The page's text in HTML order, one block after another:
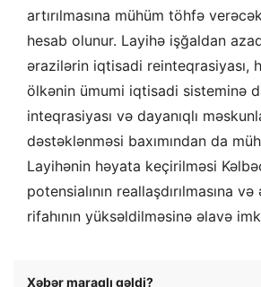
artırılmasına mühüm töhfə
hesab olunur. Layihə işğaldan
ərazilərin iqtisadi reinteqrasiyası,
ölkənin ümumi iqtisadi sisteminə
inteqrasiyası və dayanıqlı
dəstəklənməsi baxımından da
Layihənin həyata keçirilməsi
potensialının reallaşdırılmasına
rifahının yüksəldilməsinə əlavə
Xəbər maraqlı gəldi?